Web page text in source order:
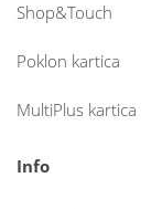
Shop&Touch
Poklon kartica
MultiPlus kartica
Info